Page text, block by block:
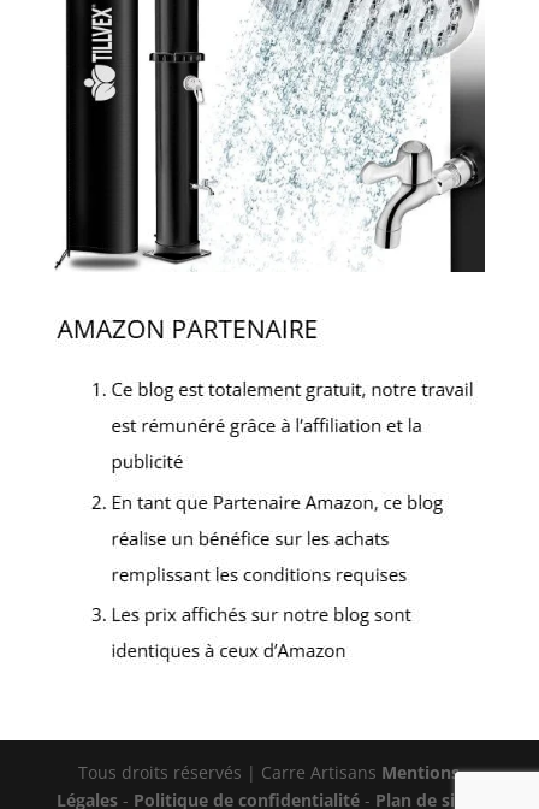
Tous droits réservés | Carre Artisans Mentions
Légales- Politique de confidentialité- Plan de site